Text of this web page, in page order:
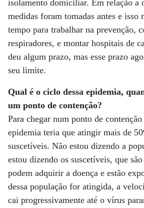
isolamento domiciliar. Em relação a
medidas foram tomadas antes e isso
tempo para trabalhar na prevenção,
respiradores, e montar hospitais de
deu algum prazo, mas esse prazo
seu limite.
Qual é o ciclo dessa epidemia,
um ponto de contenção?
Para chegar num ponto de
epidemia teria que atingir mais de
suscetíveis. Não estou dizendo a
estou dizendo os suscetíveis, que
podem adquirir a doença e estão
dessa população for atingida, a
cai progressivamente até o vírus